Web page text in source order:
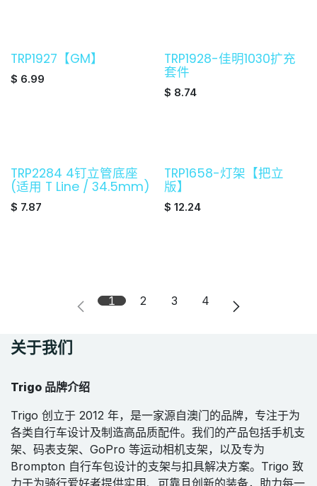
TRP1927【GM】
$ 6.99
TRP1928-佳明1030扩充
套件
$ 8.74
TRP2284 4钉立管底座
(适用 T Line / 34.5mm)
$ 7.87
TRP1658-灯架【把立
版】
$ 12.24
1 2 3 4
关于我们
Trigo 品牌介绍
Trigo 创立于 2012 年，是一家源自澳门的品牌，专注于为
各类自行车设计及制造高品质配件。我们的产品包括手机支
架、码表支架、GoPro 等运动相机支架，以及专为
Brompton 自行车包设计的支架与扣具解决方案。Trigo 致
力于为骑行爱好者提供实用、可靠且创新的装备，助力每一